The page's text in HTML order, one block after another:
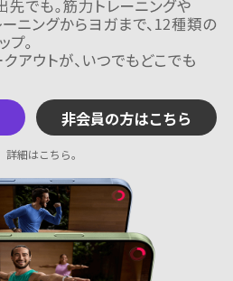
非会員の方はこちら
詳細はこちら。